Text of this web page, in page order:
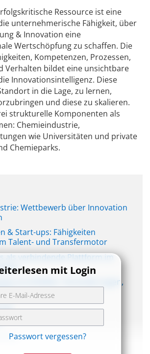
Ressource ist eine
unternehmerische Fähigkeit, über
& Innovation eine
Wertschöpfung zu schaffen. Die
Kompetenzen, Prozessen,
Verhalten bildet eine unsichtbare
Innovationsintelligenz. Diese
in die Lage, zu lernen,
und diese zu skalieren.
strukturelle Komponenten als
Chemieindustrie,
wie Universitäten und private
Chemieparks.
Wettbewerb über Innovation
& Start-ups: Fähigkeiten
Talent- und Transfermotor
als verbindende Plattform im
erschließen: Veränderungen,
mit Login
Passwort vergessen?